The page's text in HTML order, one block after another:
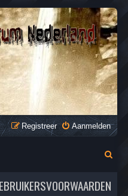
Vlaanderen, voor al je
en ATV's.
Aanmelden
Registreer